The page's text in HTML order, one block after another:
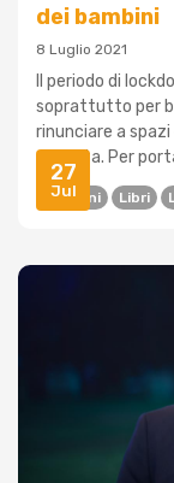
27
Jul
dei bambini
8 Luglio 2021
Il periodo di
soprattutto per
rinunciare a
crescita. Per
Bambini Libri